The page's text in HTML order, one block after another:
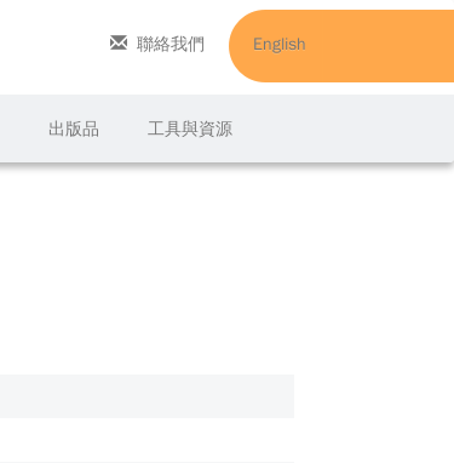
出版品 工具與資源
聯絡我們 English